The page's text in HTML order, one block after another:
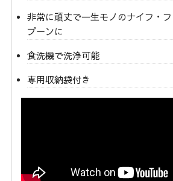
非常に頑丈で一生モノのナイフ・
プーンに
食洗機で洗浄可能
専用収納袋付き